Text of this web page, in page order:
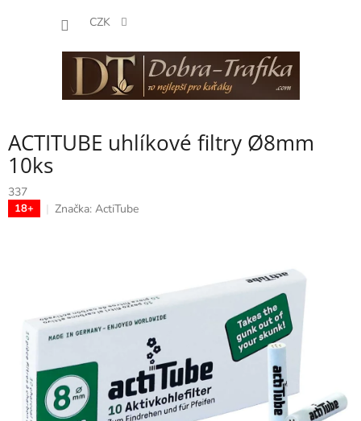
CZK
ACTITUBE uhlíkové filtry Ø8mm
10ks
337
18+ Značka: ActiTube